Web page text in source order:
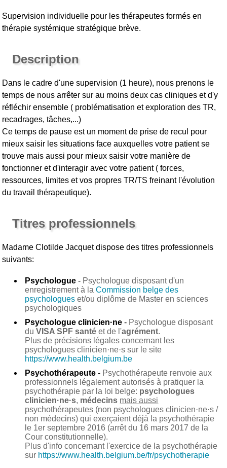
Supervision individuelle pour les thérapeutes formés en
thérapie systémique stratégique brève.
Description
Dans le cadre d'une supervision (1 heure), nous prenons le
temps de nous arrêter sur au moins deux cas cliniques et d'y
réfléchir ensemble ( problématisation et exploration des TR,
recadrages, tâches,...)
Ce temps de pause est un moment de prise de recul pour
mieux saisir les situations face auxquelles votre patient se
trouve mais aussi pour mieux saisir votre manière de
fonctionner et d'interagir avec votre patient ( forces,
ressources, limites et vos propres TR/TS freinant l'évolution
du travail thérapeutique).
Titres professionnels
Madame Clotilde Jacquetdispose des titres professionnels
suivants:
Psychologue - Psychologue disposant d'un
enregistrement à laCommission belge des
psychologues et/ou diplôme de Master en sciences
psychologiques
Psychologue clinicien·ne - Psychologue disposant
duVISA SPF santé et de l'agrément.
Plus de précisions légales concernant les
psychologues clinicien·ne·s sur le site
https://www.health.belgium.be
Psychothérapeute - Psychothérapeute renvoie aux
professionnels légalement autorisés à pratiquer la
psychothérapie par la loi belge: psychologues
clinicien·ne·s, médecins mais aussi
psychothérapeutes (non psychologues clinicien·ne·s /
non médecins) qui exerçaient déjà la psychothérapie
le 1er septembre 2016 (arrêt du 16 mars 2017 de la
Cour constitutionnelle).
Plus d'info concernant l'exercice de la psychothérapie
sur https://www.health.belgium.be/fr/psychotherapie